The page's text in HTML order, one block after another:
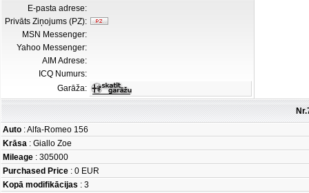
E-pasta adrese:
Privāts Ziņojums (PZ):
MSN Messenger:
Yahoo Messenger:
AIM Adrese:
ICQ Numurs:
Garāža:
Auto : Alfa-Romeo 156
Krāsa : Giallo Zoe
Mileage : 305000
Purchased Price : 0 EUR
Kopā modifikācijas : 3